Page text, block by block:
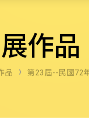
作品
品 第23屆--民國72